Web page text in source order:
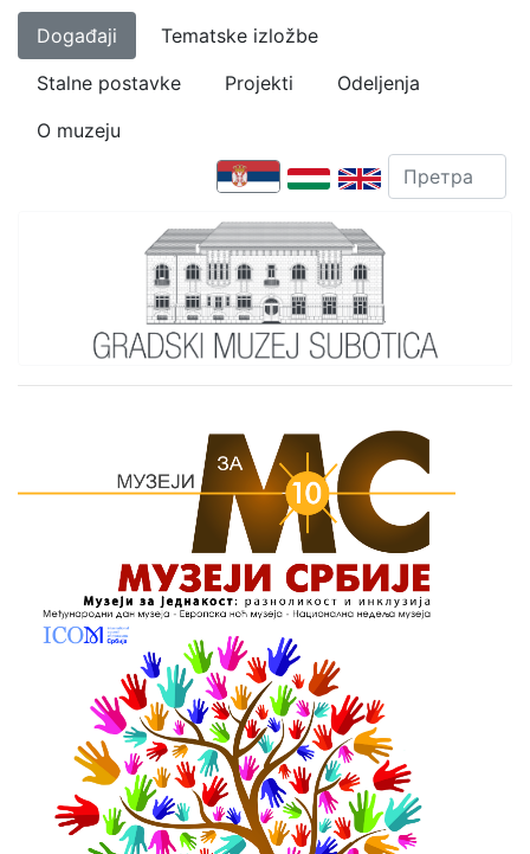
Događaji
Tematske izložbe
Stalne postavke
Projekti
Odeljenja
O muzeju